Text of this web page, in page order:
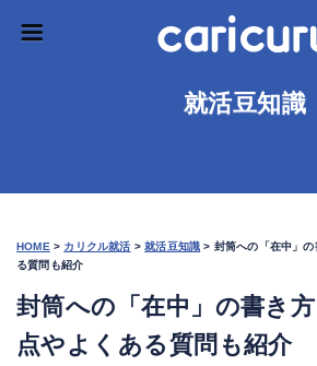
就活豆知識
HOME > カリクル就活 >就活豆知識 > 封筒への「在中」
る質問も紹介
封筒への「在中」の書き
点やよくある質問も紹介